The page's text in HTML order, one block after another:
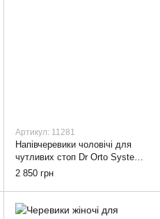
Артикул: 11281
Напівчеревики чоловічі для
чутливих стоп Dr Orto System
076M001 чорні, 42
2 850 грн